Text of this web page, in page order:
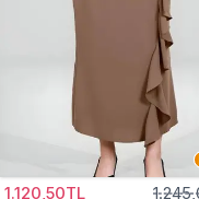
1.120,50TL